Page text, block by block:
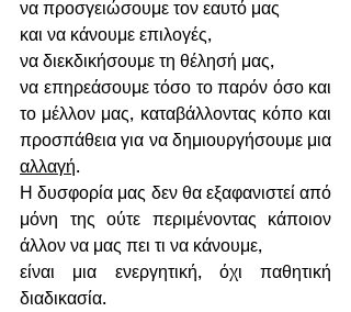
να προσγειώσουμε τον εαυτό μας
και να κάνουμε επιλογές,
να διεκδικήσουμε τη θέλησή μας,
να επηρεάσουμε τόσο το παρόν όσο και
το μέλλον μας, καταβάλλοντας κόπο και
αλλαγή.
Η δυσφορία μας δεν θα εξαφανιστεί από
μόνη της ούτε περιμένοντας κάποιον
άλλον να μας πει τι να κάνουμε,
είναι μια ενεργητική, όχι παθητική
διαδικασία.